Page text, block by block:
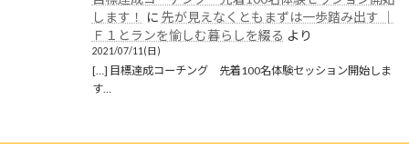
します！
に 先が見えなくともまずは一歩踏み出す │
Ｆ１とランを愉しむ暮らしを綴る より
2021/07/11(日)
[…] 目標達成コーチング 先着100名体験セッション開始しま
す…